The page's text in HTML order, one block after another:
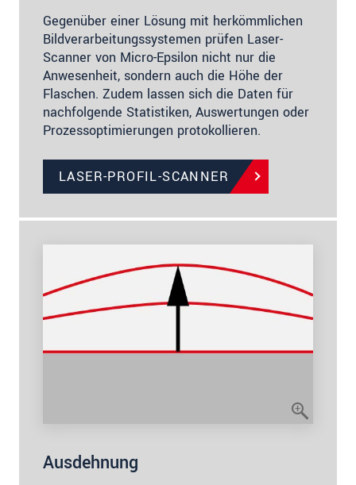
Gegenüber einer Lösung mit herkömmlichen
Bildverarbeitungssystemen prüfen Laser-
Scanner von Micro-Epsilon nicht nur die
Anwesenheit, sondern auch die Höhe der
Flaschen. Zudem lassen sich die Daten für
nachfolgende Statistiken, Auswertungen oder
Prozessoptimierungen protokollieren.
LASER-PROFIL-SCANNER
Ausdehnung